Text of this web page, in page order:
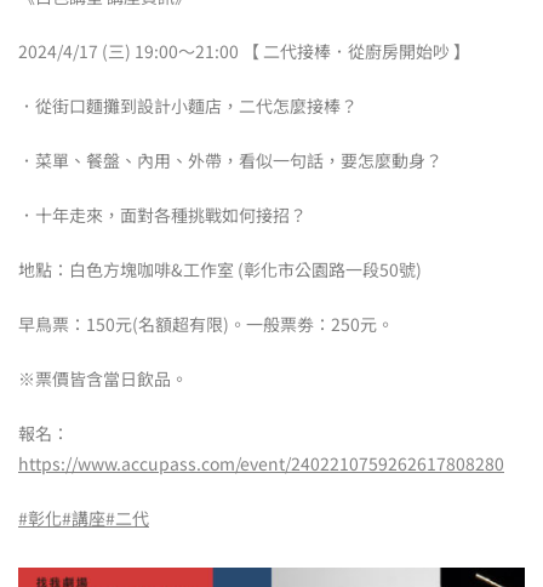
2024/4/17 (三) 19:00～21:00 【 二代接棒．從廚房開始吵 】​
．從街口麵攤到設計小麵店，二代怎麼接棒？
．菜單、餐盤、內用、外帶，看似一句話，要怎麼動身？
．十年走來，面對各種挑戰如何接招？
地點：白色方塊咖啡&工作室 (彰化市公園路一段50號)
早鳥票：150元(名額超有限)。一般票劵：250元。
※票價皆含當日飲品。
報名：
https://www.accupass.com/event/2402210759262617808280
#彰化#講座#二代